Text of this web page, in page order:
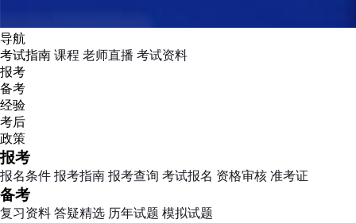
导航
考试指南 课程 老师直播 考试资料
报考
备考
经验
考后
政策
报考
报名条件 报考指南 报考查询 考试报名 资格审核 准考证
备考
复习资料 答疑精选 历年试题 模拟试题